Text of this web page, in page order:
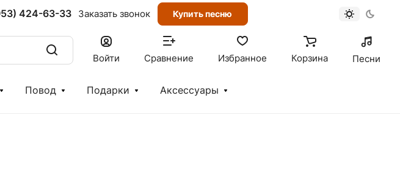
424-63-33 Заказать звонок Купить песню
Войти Сравнение Избранное Корзина Песни
Повод Подарки Аксессуары